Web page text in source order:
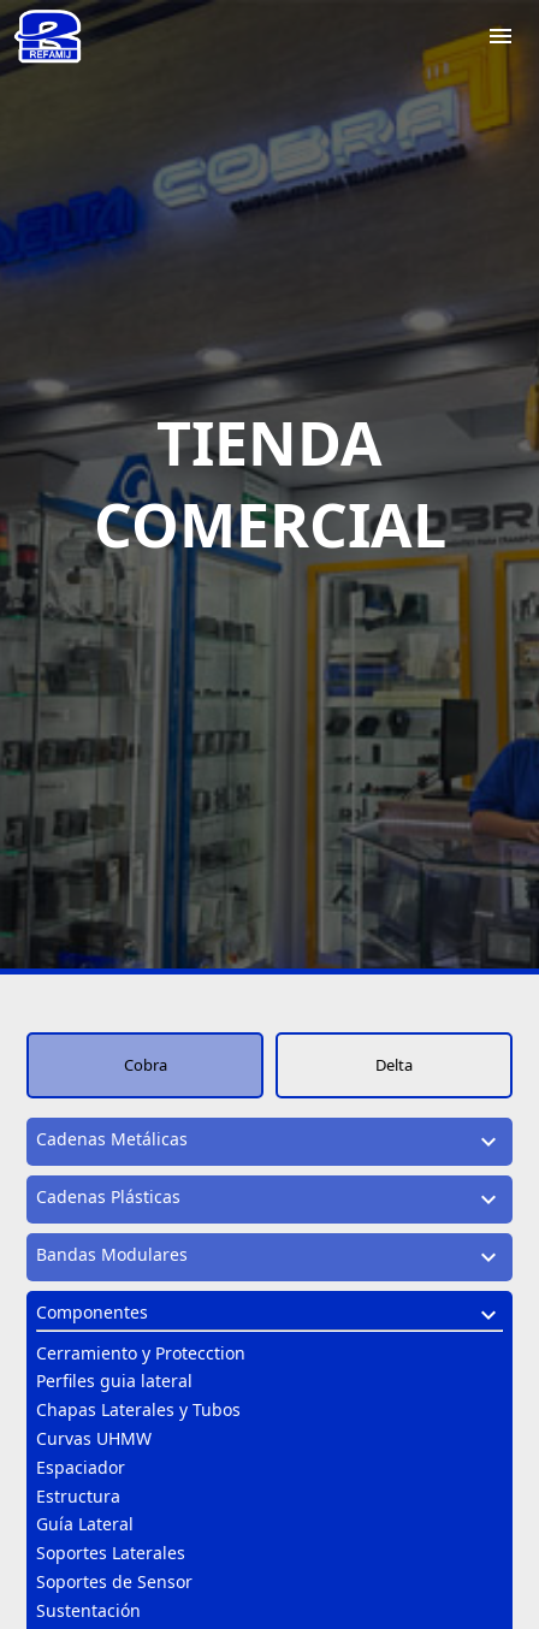
menu
TIENDA
COMERCIAL
Cobra Delta
Cadenas Metálicas expand_more
Cadenas Plásticas expand_more
Bandas Modulares expand_more
Componentes expand_more
Cerramiento y Protecction
Perfiles guia lateral
Chapas Laterales y Tubos
Curvas UHMW
Espaciador
Estructura
Guía Lateral
Soportes Laterales
Soportes de Sensor
Sustentación